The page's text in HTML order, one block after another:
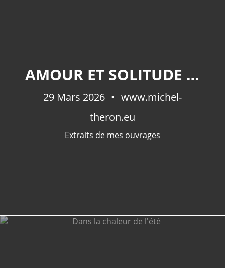
AMOUR ET SOLITUDE (I)
29 Mars 2026
www.michel-
theron.eu
Extraits de mes ouvrages
Extraits De Mes Ouvrages(536)
Fictions(69)
Photographies Et Poèmes
Littérature(32)